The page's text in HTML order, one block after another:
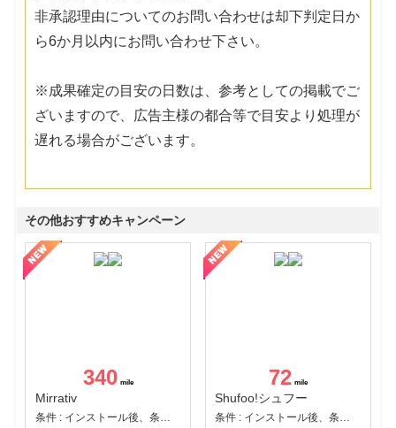
非承認理由についてのお問い合わせは却下判定日か
ら6か月以内にお問い合わせ下さい。
※成果確定の目安の日数は、参考としての掲載でご
ざいますので、広告主様の都合等で目安より処理が
遅れる場合がございます。
その他おすすめキャンペーン
340
Mirrativ
条件 : インストール後、条件達成
72
Shufoo!シュフー
条件 : インストール後、条件達成